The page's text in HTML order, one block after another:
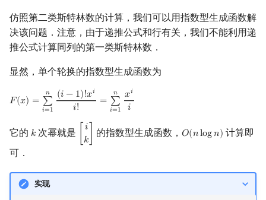
仿照第二类斯特林数的计算，我们可以用指数型生成函数解
决该问题．注意，由于递推公式和行有关，我们不能利用递
推公式计算同列的第一类斯特林数．
显然，单个轮换的指数型生成函数为
𝐹(𝑥) =
𝑛
∑
𝑖=1
(𝑖 − 1)!𝑥𝑖
𝑖! =
𝑛
∑
𝑖=1
𝑥𝑖
𝑖
F(x)= ∑i= 1n( i−1)!xii!=∑i =1n xii
它的 𝑘
k 次幂就是
𝑖
𝑘
k 的指数型生成函数，𝑂(𝑛log𝑛)
O(nlogn)
计算即
可．
实现